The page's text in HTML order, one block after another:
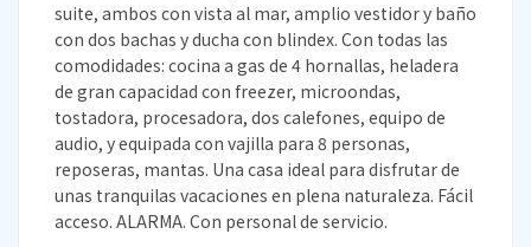
suite, ambos con vista al mar, amplio vestidor y baño
con dos bachas y ducha con blindex. Con todas las
comodidades: cocina a gas de 4 hornallas, heladera
de gran capacidad con freezer, microondas,
tostadora, procesadora, dos calefones, equipo de
audio, y equipada con vajilla para 8 personas,
reposeras, mantas. Una casa ideal para disfrutar de
unas tranquilas vacaciones en plena naturaleza. Fácil
acceso. ALARMA. Con personal de servicio.